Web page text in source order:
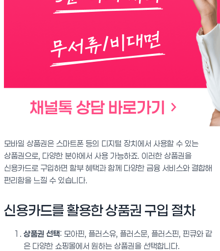
모바일 상품권은 스마트폰 등의 디지털 장치에서 사용할 수 있는
상품권으로, 다양한 분야에서 사용 가능하죠. 이러한 상품권을
신용카드로 구입하면 할부 혜택과 함께 다양한 금융 서비스와 결합해
편리함을 느낄 수 있습니다.
신용카드를 활용한 상품권 구입 절차
상품권 선택: 모아핀, 플러스유, 플러스문, 플러스핀, 핀큐와 같
은 다양한 쇼핑몰에서 원하는 상품권을 선택합니다.